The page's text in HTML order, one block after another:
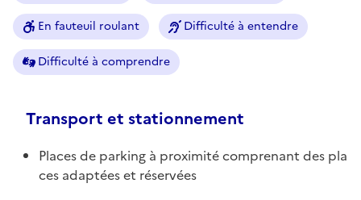
En fauteuil roulant Difficulté à entendre
Difficulté à comprendre
Transport et stationnement
Places de parking à proximité comprenant des pla
ces adaptées et réservées